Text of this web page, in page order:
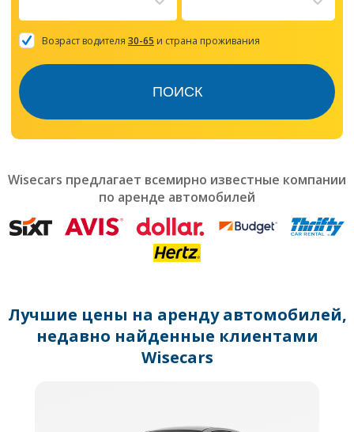
with
the
and
mark
get
the
dates.
Возраст водителя 30-65 и страна проживания
ПОИСК
Wisecars предлагает всемирно известные компании
по аренде автомобилей
Лучшие цены на аренду автомобилей,
недавно найденные клиентами
Wisecars